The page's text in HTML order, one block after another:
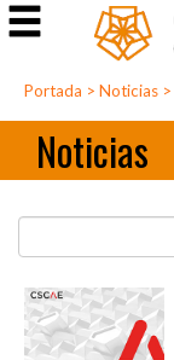
Portada > Noticias >
Noticias